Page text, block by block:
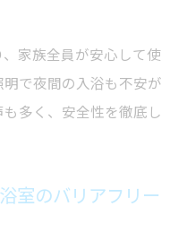
、家族全員が安心して使
で夜間の入浴も不安が
多く、安全性を徹底し
室のバリアフリー